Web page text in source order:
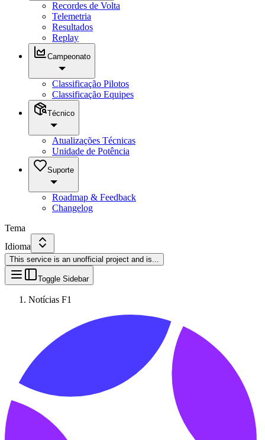
Recordes de Volta
Telemetria
Resultados
Replay
Campeonato
Classificação Pilotos
Classificação Equipes
Técnico
Atualizações Técnicas
Unidade de Potência
Suporte
Roadmap & Feedback
Changelog
Tema
Idioma
This service is an unofficial project and is...
Toggle Sidebar
Notícias F1